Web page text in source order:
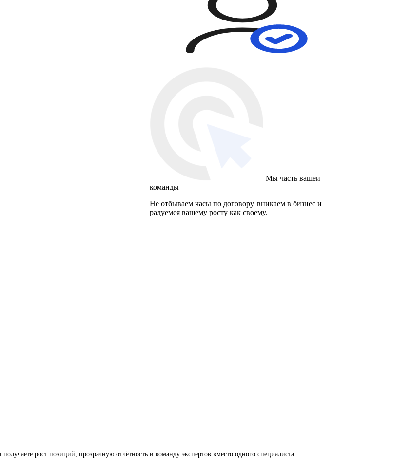
Мы часть вашей
команды
Не отбываем часы по договору, вникаем в бизнес и
радуемся вашему росту как своему.
рост позиций, прозрачную отчётность и команду экспертов вместо одного специалиста.